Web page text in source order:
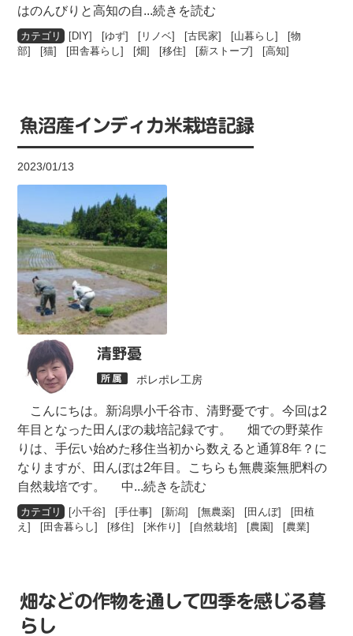
はのんびりと高知の自...続きを読む
[DIY] [ゆず] [ リノベ] [古民家] [山暮らし] [物
部] [猫] [田舎暮らし] [畑] [移住] [薪ストーブ] [高知]
魚沼産インディカ米栽培記録
2023/01/13
清野憂
ポレポレ工房
こんにちは。新潟県小千谷市、清野憂です。今回は2
年目となった田んぼの栽培記録です。 畑での野菜作
りは、手伝い始めた移住当初から数えると通算8年？に
なりますが、田んぼは2年目。こちらも無農薬無肥料の
自然栽培です。 中...続きを読む
[小千谷] [手仕事] [新潟] [無農薬] [田んぼ] [田植
え] [田舎暮らし] [移住] [米作り] [自然栽培] [農園] [農業]
畑などの作物を通して四季を感じる暮
らし